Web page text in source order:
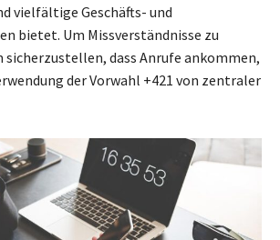
vielfältige Geschäfts- und
bietet. Um Missverständnisse zu
sicherzustellen, dass Anrufe ankommen,
der Vorwahl +421 von zentraler